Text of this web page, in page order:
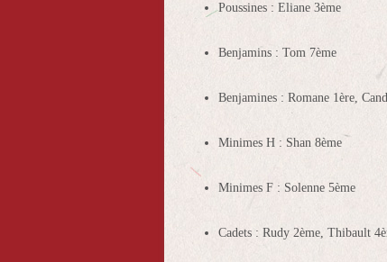
Poussines : Eliane 3ème
Benjamins : Tom 7ème
Benjamines : Romane 1ère,
Minimes H : Shan 8ème
Minimes F : Solenne 5ème
Cadets : Rudy 2ème, Thibault